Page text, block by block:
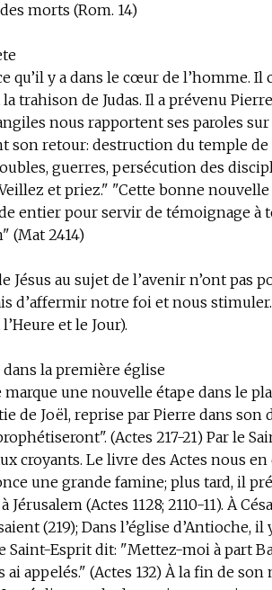
morts (Rom. 14)
qu’il y a dans le cœur de l’homme.
trahison de Judas. Il a prévenu
nous rapportent ses paroles
son retour: destruction du temple de
guerres, persécution des
et priez." "Cette bonne nouvelle
entier pour servir de témoignage à
(Mat 2414)
Jésus au sujet de l’avenir n’ont pas
d’affermir notre foi et nous
et le Jour).
la première église
marque une nouvelle étape dans le
de Joël, reprise par Pierre dans son
(Actes 217-21) Par le
croyants. Le livre des Actes nous
une grande famine; plus tard, il
Jérusalem (Actes 1128; 2110-11). À
(219); Dans l’église d’Antioche, il
Saint-Esprit dit: "Mettez-moi à part
ai appelés." (Actes 132) À la fin de